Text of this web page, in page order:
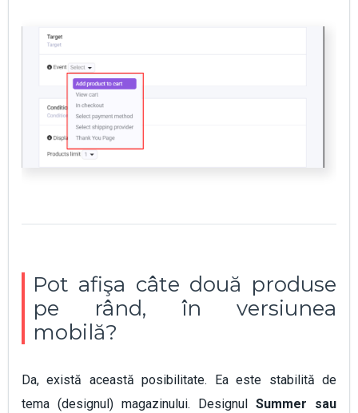
Pot afişa câte două produse
pe rând, în versiunea
mobilă?
Da, există această posibilitate. Ea este stabilită de
tema (designul) magazinului. Designul Summer sau